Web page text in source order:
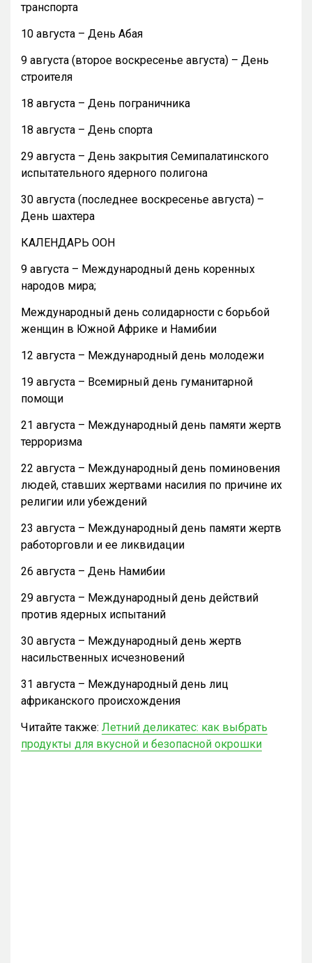
транспорта
10 августа – День Абая
9 августа (второе воскресенье августа) – День
строителя
18 августа – День пограничника
18 августа – День спорта
29 августа – День закрытия Семипалатинского
испытательного ядерного полигона
30 августа (последнее воскресенье августа) –
День шахтера
КАЛЕНДАРЬ ООН
9 августа – Международный день коренных
народов мира;
Международный день солидарности с борьбой
женщин в Южной Африке и Намибии
12 августа – Международный день молодежи
19 августа – Всемирный день гуманитарной
помощи
21 августа – Международный день памяти жертв
терроризма
22 августа – Международный день поминовения
людей, ставших жертвами насилия по причине их
религии или убеждений
23 августа – Международный день памяти жертв
работорговли и ее ликвидации
26 августа – День Намибии
29 августа – Международный день действий
против ядерных испытаний
30 августа – Международный день жертв
насильственных исчезновений
31 августа – Международный день лиц
африканского происхождения
Читайте также: Летний деликатес: как выбрать
продукты для вкусной и безопасной окрошки